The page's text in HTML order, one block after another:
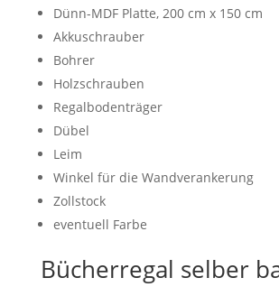
Dünn-MDF Platte, 200 cm x 150 cm
Akkuschrauber
Bohrer
Holzschrauben
Regalbodenträger
Dübel
Leim
Winkel für die Wandverankerung
Zollstock
eventuell Farbe
Bücherregal selber